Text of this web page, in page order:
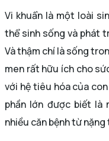
Vi khuẩn là một loài
thể sinh sống và phát
Và thậm chí là sống
men rất hữu ích cho
với hệ tiêu hóa của
phần lớn được biết là
nhiều căn bệnh từ nặng